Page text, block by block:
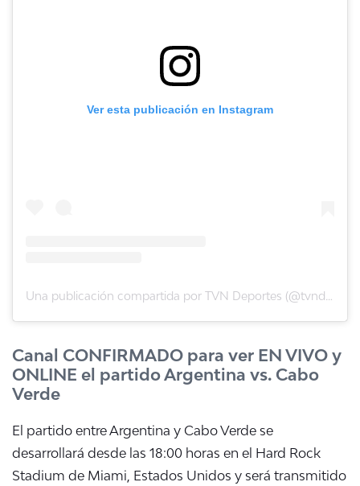
Ver esta publicación en Instagram
Canal CONFIRMADO para ver EN VIVO y
ONLINE el partido Argentina vs. Cabo
Verde
El partido entre Argentina y Cabo Verde se
desarrollará desde las 18:00 horas en el Hard Rock
Stadium de Miami, Estados Unidos y será transmitido